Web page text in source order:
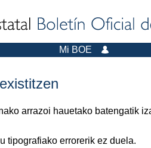
Mi BOE
arrazoi hauetako batengatik
tipografiako errorerik ez duela.